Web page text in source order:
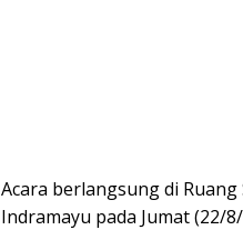
Acara berlangsung di
Indramayu pada Jumat (22/